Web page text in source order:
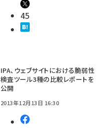
45
IPA、ウェブサイトにおける脆弱性
検査ツール3種の比較レポートを
公開
2013年12月13日 16:30